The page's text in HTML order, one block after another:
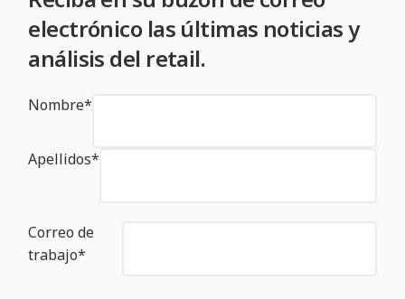
electrónico las últimas noticias y
análisis del retail.
Nombre*
Apellidos*
Correo de
trabajo*